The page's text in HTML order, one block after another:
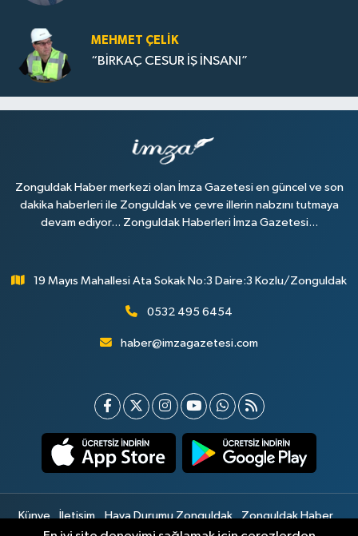
MEHMET ÇELIK
“BİRKAÇ CESUR İŞ İNSANI”
Zonguldak Haber merkezi olan İmza Gazetesi en güncel ve son
dakika haberleri ile Zonguldak ve çevre illerin nabzını tutmaya
devam ediyor... Zonguldak Haberleri İmza Gazetesi...
19 Mayıs Mahallesi Ata Sokak No:3 Daire:3 Kozlu/Zonguldak
0532 495 6454
haber@imzagazetesi.com
Künye İletişim Hava Durumu Zonguldak
Zonguldak Haber
Gizlilik Sözleşmesi
Hizmet Şartları Sitemap